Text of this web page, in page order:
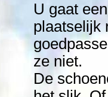
U gaat
plaatselijk
ze niet.
De